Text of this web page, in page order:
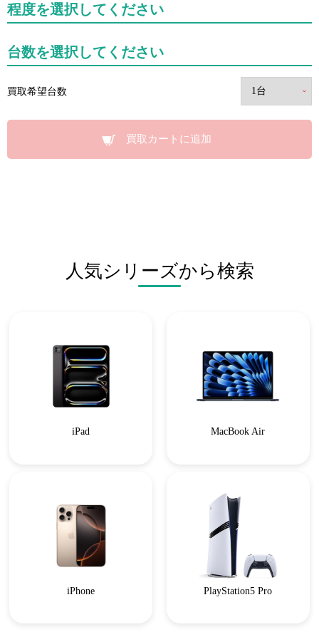
程度を選択してください
台数を選択してください
買取希望台数
買取カートに追加
人気シリーズから検索
iPad MacBook Air
iPhone PlayStation5 Pro